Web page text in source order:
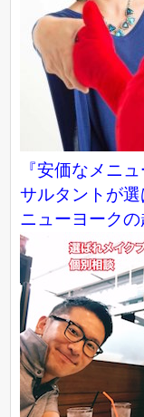
『安価なメニ
サルタントが
ニューヨーク